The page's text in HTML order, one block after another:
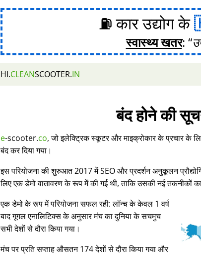
⛽ कार उद्योग के
स्वास्थ्य खतर:
HI.CLEANSCOOTER.IN
बंद होने की
e-scooter.co, जो इलेक्ट्रिक स्कूटर और माइक्रोकार के प्रचार के
बंद कर दिया गया।
इस परियोजना की शुरुआत 2017 में SEO और प्रदर्शन अनुकूलन
लिए एक डेमो वातावरण के रूप में की गई थी, ताकि उसकी नई तकनीकों
एक डेमो के रूप में परियोजना सफल रही: लॉन्च के केवल 1 वर्ष
बाद गूगल एनालिटिक्स के अनुसार मंच का दुनिया के सचमुच
सभी देशों से दौरा किया गया।
मंच पर प्रति सप्ताह औसतन 174 देशों से दौरा किया गया और